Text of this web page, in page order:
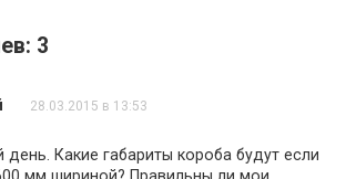
3
28.03.2015 в 13:53
Какие габариты короба будут если